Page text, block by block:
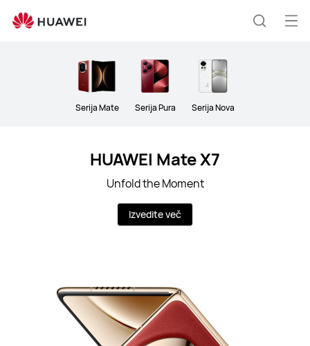
Serija Mate Serija Pura Serija Nova
HUAWEI Mate X7
Unfold the Moment
Izvedite več